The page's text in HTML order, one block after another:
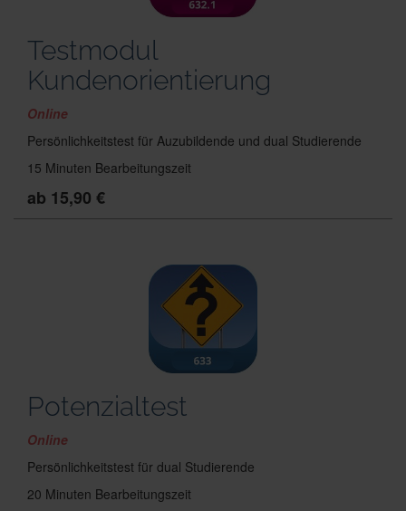
Testmodul
Kundenorientierung
Online
Persönlichkeitstest für Auzubildende und dual Studierende
15 Minuten Bearbeitungszeit
ab 15,90 €
Potenzialtest
Online
Persönlichkeitstest für dual Studierende
20 Minuten Bearbeitungszeit